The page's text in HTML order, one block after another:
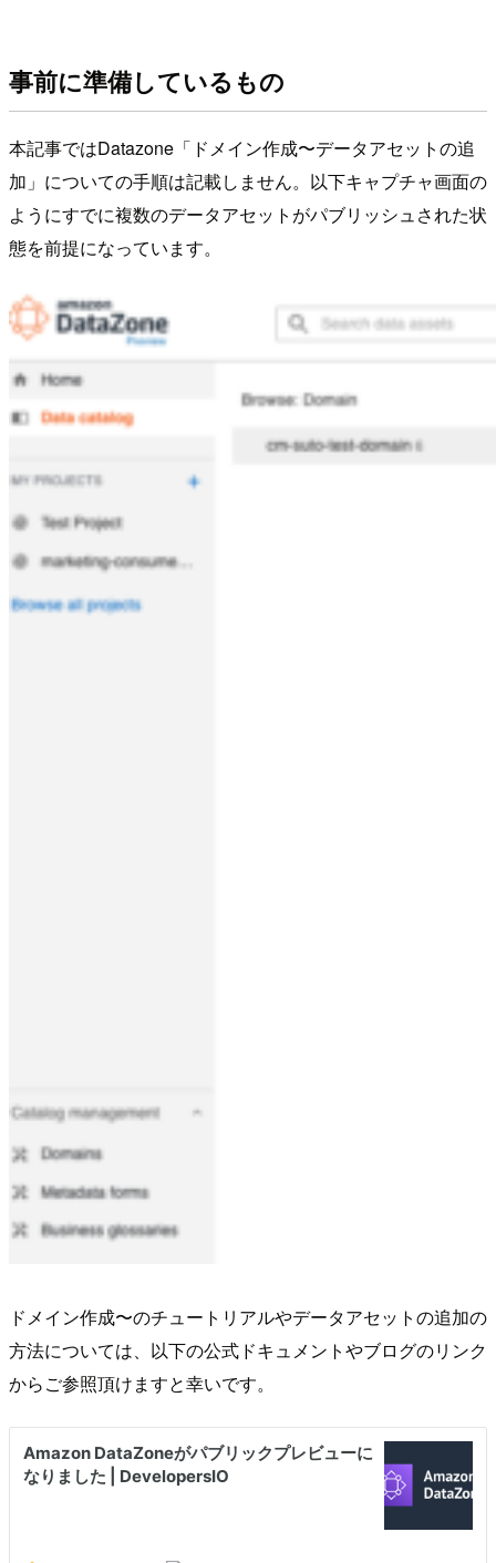
事前に準備しているもの
本記事ではDatazone「ドメイン作成〜データアセットの追
加」についての手順は記載しません。以下キャプチャ画面の
ようにすでに複数のデータアセットがパブリッシュされた状
態を前提になっています。
ドメイン作成〜のチュートリアルやデータアセットの追加の
方法については、以下の公式ドキュメントやブログのリンク
からご参照頂けますと幸いです。